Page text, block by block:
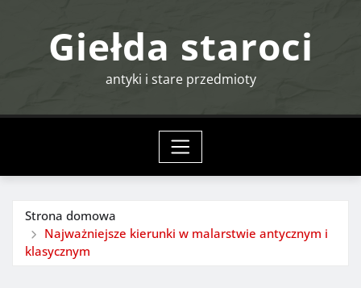
Giełda staroci
antyki i stare przedmioty
Strona domowa
Najważniejsze kierunki w malarstwie antycznym i
klasycznym